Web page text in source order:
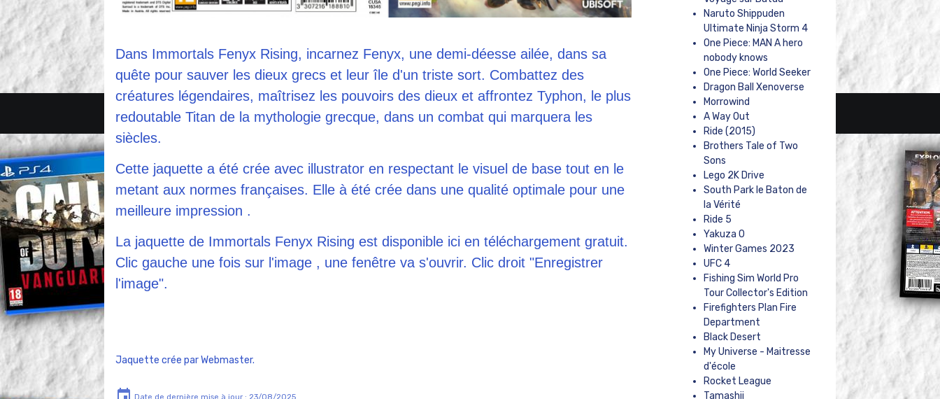
Dans Immortals Fenyx Rising, incarnez Fenyx, une demi-déesse ailée, dans sa
quête pour sauver les dieux grecs et leur île d'un triste sort. Combattez des
créatures légendaires, maîtrisez les pouvoirs des dieux et affrontez Typhon, le plus
redoutable Titan de la mythologie grecque, dans un combat qui marquera les
siècles.
Cette jaquette a été crée avec illustrator en respectant le visuel de base tout en le
metant aux normes françaises. Elle à été crée dans une qualité optimale pour une
meilleure impression .
La jaquette de Immortals Fenyx Rising est disponible ici en téléchargement gratuit.
Clic gauche une fois sur l'image , une fenêtre va s'ouvrir. Clic droit "Enregistrer
l'image".
Jaquette crée par Webmaster.
Naruto Shippuden
Ultimate Ninja Storm 4
One Piece: MAN A hero
nobody knows
One Piece: World Seeker
Dragon Ball Xenoverse
Morrowind
A Way Out
Ride (2015)
Brothers Tale of Two
Sons
Lego 2K Drive
South Park le Baton de
la Vérité
Ride 5
Yakuza 0
Winter Games 2023
UFC 4
Fishing Sim World Pro
Tour Collector's Edition
Firefighters Plan Fire
Department
Black Desert
My Universe - Maitresse
d'école
Rocket League
Tamashii